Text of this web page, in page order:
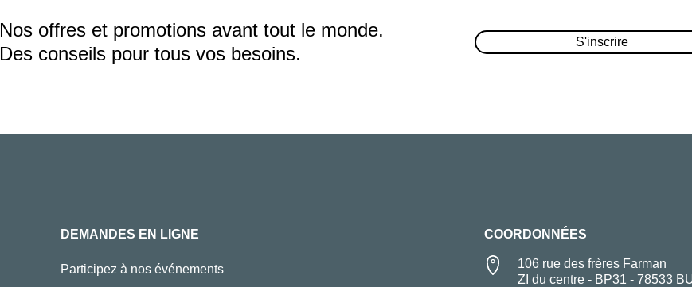
Nos offres et promotions avant tout le monde.
Des conseils pour tous vos besoins.
S'inscrire
DEMANDES EN LIGNE COORDONNÉES
Participez à nos événements
106 rue des frères Farman
ZI du centre - BP31 - 78533